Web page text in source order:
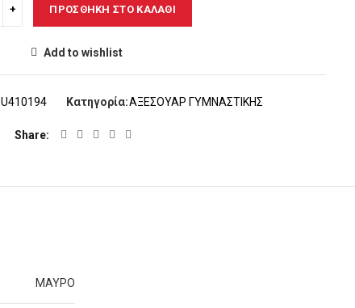
ΠΡΟΣΘΉΚΗ ΣΤΟ ΚΑΛΆΘΙ
Add to wishlist
U410194 Κατηγορία:ΑΞΕΣΟΥΑΡ ΓYMNΑΣΤΙΚΗΣ
Share
ΜΑΥΡΟ